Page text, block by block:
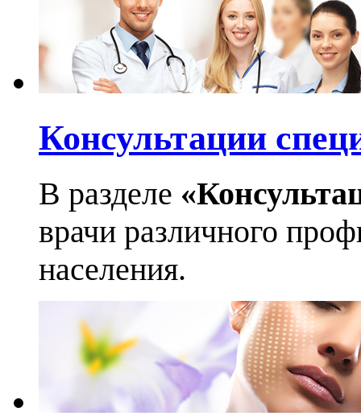
Консультации
В разделе
врачи различного
населения.